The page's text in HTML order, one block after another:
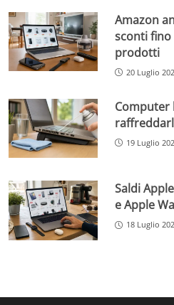
Amazon
sconti fino
prodotti
20 Luglio
Computer
19 Luglio
Saldi
e Apple
18 Luglio